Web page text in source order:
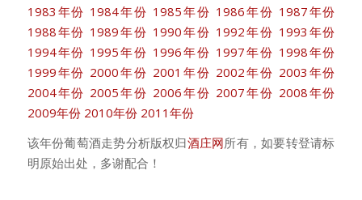
1983年份 1984年份 1985年份 1986年份 1987年份
1988年份 1989年份 1990年份 1992年份 1993年份
1994年份 1995年份 1996年份 1997年份 1998年份
1999年份 2000年份 2001年份 2002年份 2003年份
2004年份 2005年份 2006年份 2007年份 2008年份
2009年份 2010年份 2011年份
该年份葡萄酒走势分析版权归酒庄网所有，如要转登请标
明原始出处，多谢配合！